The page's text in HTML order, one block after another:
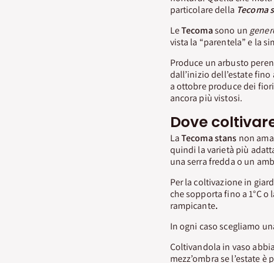
particolare della Tecoma
LeTecomasono un
vista la “parentela” e la
Produce un arbusto
dall’inizio dell’estate
a ottobre produce dei
ancora più vistosi.
Dove
LaTecoma stans non
quindi la varietà più
una serra fredda o un
Per la coltivazione in
che sopporta fino a 1°C o
rampicante.
In ogni caso scegliamo
Coltivandola in vaso
mezz’ombra se l’estate